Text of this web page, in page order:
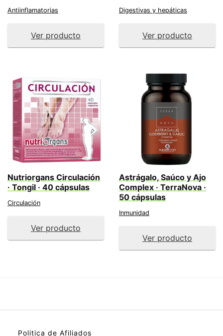
Antiinflamatorias
Ver producto
Digestivas y hepáticas
Ver producto
Nutriorgans Circulación
· Tongil · 40 cápsulas
Circulación
Ver producto
Astrágalo, Saúco y Ajo
Complex · TerraNova ·
50 cápsulas
Inmunidad
Ver producto
Politica de Afiliados